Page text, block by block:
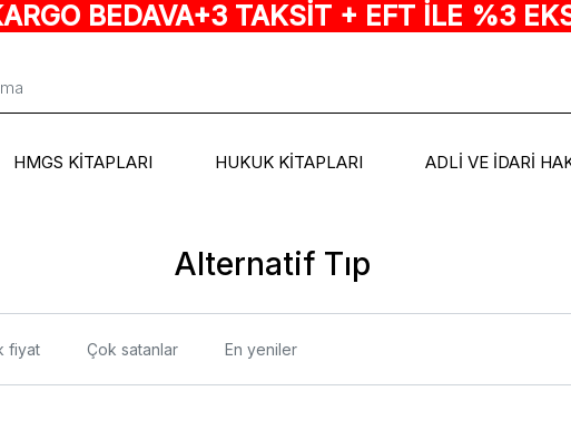
BEDAVA+3 TAKSİT + EFT İLE %3
HMGS KİTAPLARI HUKUK KİTAPLARI ADLİ VE İDARİ
Alternatif Tıp
fiyat Çok satanlar En yeniler